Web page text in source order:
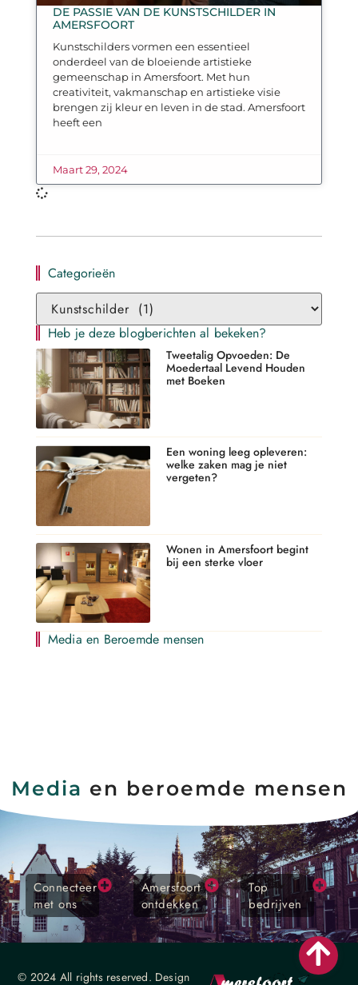
Categorieën
Heb je deze blogberichten al bekeken?
Tweetalig Opvoeden: De
Moedertaal Levend Houden
met Boeken
Een woning leeg opleveren:
welke zaken mag je niet
vergeten?
Wonen in Amersfoort begint
bij een sterke vloer
Media en Beroemde mensen
DE PASSIE VAN DE KUNSTSCHILDER IN
AMERSFOORT
Kunstschilders vormen een essentieel
onderdeel van de bloeiende artistieke
gemeenschap in Amersfoort. Met hun
creativiteit, vakmanschap en artistieke visie
brengen zij kleur en leven in de stad. Amersfoort
heeft een
Maart 29, 2024
Media en beroemde mensen
Connecteer
met ons
Amersfoort
ontdekken
Top
bedrijven
© 2024 All rights reserved. Design